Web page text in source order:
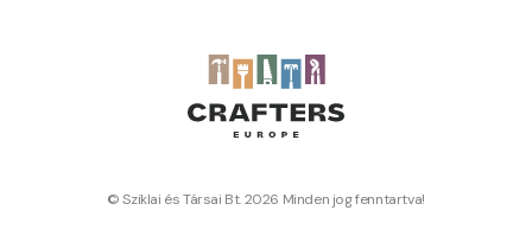
© Sziklai és Társai Bt. 2026 Minden jog fenntartva!